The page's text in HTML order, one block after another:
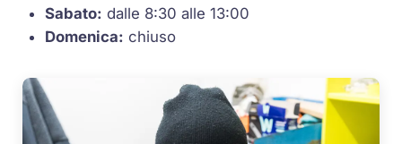
Sabato: dalle 8:30 alle 13:00
Domenica: chiuso